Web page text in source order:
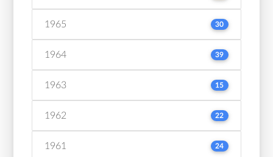
1965 30
1964 39
1963 15
1962 22
1961 24